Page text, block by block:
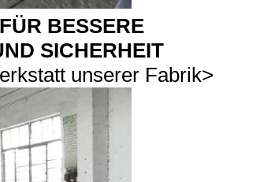
BESSERE
SICHERHEIT
unserer Fabrik>